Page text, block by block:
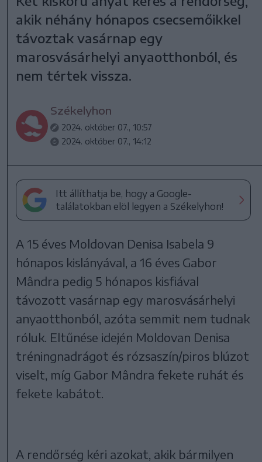
akik néhány hónapos csecsemőikkel
távoztak vasárnap egy
marosvásárhelyi anyaotthonból, és
nem tértek vissza.
Székelyhon
2024. október 07., 10:57
2024. október 07., 14:12
Itt állíthatja be, hogy a Google-
találatokban elöl legyen a Székelyhon!
A 15 éves Moldovan Denisa Isabela 9
hónapos kislányával, a 16 éves Gabor
Mândra pedig 5 hónapos kisfiával
távozott vasárnap egy marosvásárhelyi
anyaotthonból, azóta semmit nem tudnak
róluk. Eltűnése idején Moldovan Denisa
tréningnadrágot és rózsaszín/piros blúzot
viselt, míg Gabor Mândra fekete ruhát és
fekete kabátot.
A rendőrség kéri azokat, akik bármilyen